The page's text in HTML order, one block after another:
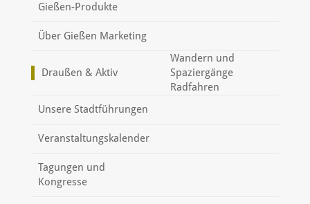
Gießen-Produkte
Über Gießen Marketing
Draußen & Aktiv
Wandern und
Spaziergänge
Radfahren
Unsere Stadtführungen
Veranstaltungskalender
Tagungen und
Kongresse